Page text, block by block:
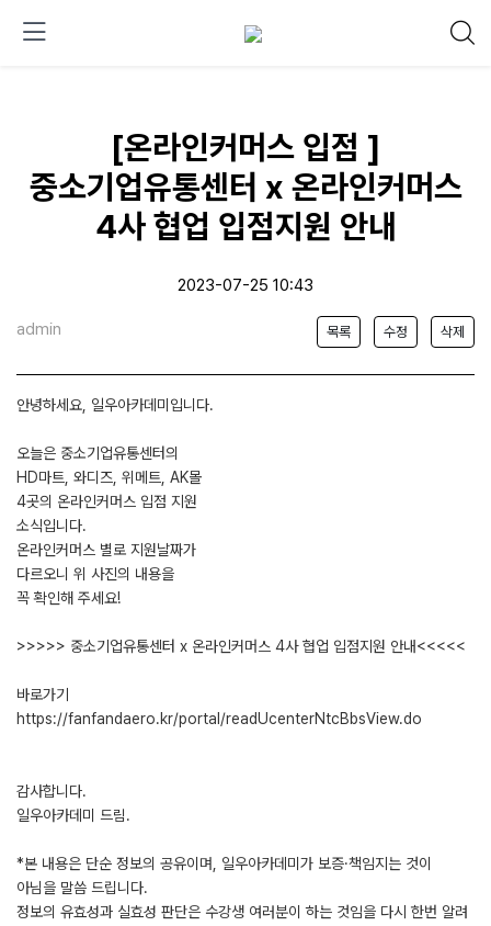
[온라인커머스 입점 ]
중소기업유통센터 x 온라인커머스
4사 협업 입점지원 안내
2023-07-25 10:43
admin 목록 수정 삭제
안녕하세요, 일우아카데미입니다.
오늘은 중소기업유통센터의
HD마트, 와디즈, 위메트, AK몰
4곳의 온라인커머스 입점 지원
소식입니다.
온라인커머스 별로 지원날짜가
다르오니 위 사진의 내용을
꼭 확인해 주세요!
>>>>> 중소기업유통센터 x 온라인커머스 4사 협업 입점지원 안내<<<<<
바로가기
https://fanfandaero.kr/portal/readUcenterNtcBbsView.do
감사합니다.
일우아카데미 드림.
*본 내용은 단순 정보의 공유이며, 일우아카데미가 보증·책임지는 것이
아님을 말씀 드립니다.
정보의 유효성과 실효성 판단은 수강생 여러분이 하는 것임을 다시 한번 알려